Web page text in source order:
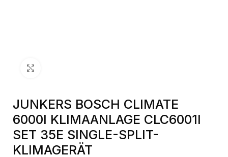
JUNKERS BOSCH CLIMATE
6000I KLIMAANLAGE CLC6001I
SET 35E SINGLE-SPLIT-
KLIMAGERÄT